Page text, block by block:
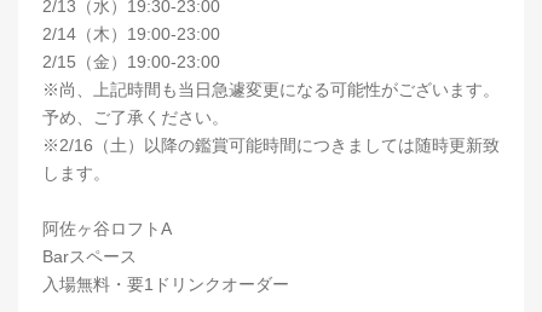
2/13（水）19:30-23:00
2/14（木）19:00-23:00
2/15（金）19:00-23:00
※尚、上記時間も当日急遽変更になる可能性がございます。
予め、ご了承ください。
※2/16（土）以降の鑑賞可能時間につきましては随時更新致
します。
阿佐ヶ谷ロフトA
Barスペース
入場無料・要1ドリンクオーダー